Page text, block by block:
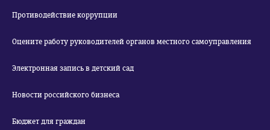
Противодействие коррупции
Оцените работу руководителей органов местного самоуправления
Электронная запись в детский сад
Новости российского бизнеса
Бюджет для граждан